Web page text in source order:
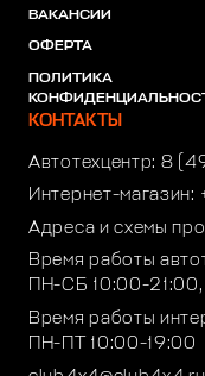
ВАКАНСИИ
ОФЕРТА
ПОЛИТИКА
КОНТАКТЫ
Автотехцентр: 8
Интернет-магазин:
Адреса и схемы
Время работы
ПН-СБ 10:00-
Время работы
ПН-ПТ 10:00-19:00